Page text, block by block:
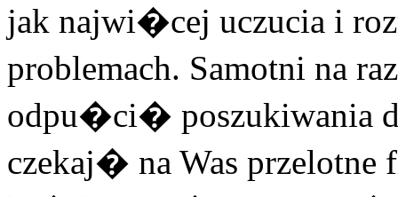
jak najwi�cej uczucia i
problemach. Samotni na
odpu�ci� poszukiwania
czekaj� na Was